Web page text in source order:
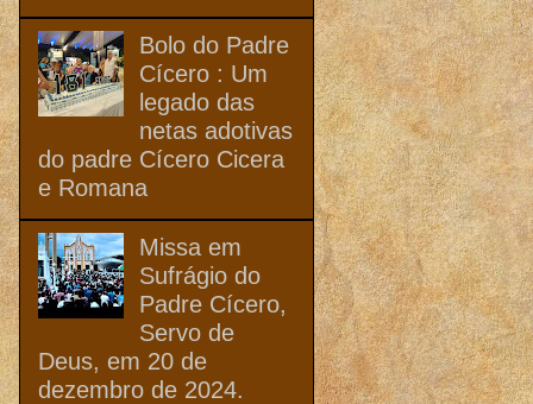
Bolo do Padre
Cícero : Um
legado das
netas adotivas
do padre Cícero Cicera
e Romana
Missa em
Sufrágio do
Padre Cícero,
Servo de
Deus, em 20 de
dezembro de 2024.